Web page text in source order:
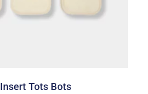
Insert Tots Bots